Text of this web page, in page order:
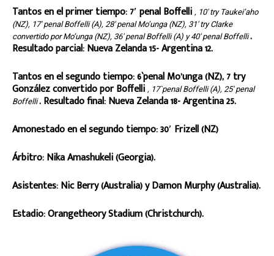
Tantos en el primer tiempo: 7′ penal Boffelli , 10′ try Taukei’aho
(NZ), 17′ penal Boffelli (A), 28′ penal Mo’unga (NZ), 31′ try Clarke
convertido por Mo’unga (NZ), 36′ penal Boffelli (A) y 40′ penal Boffelli.
Resultado parcial: Nueva Zelanda 15- Argentina 12.
Tantos en el segundo tiempo: 6`penal Mo’unga (NZ), 7 try
González convertido por Boffelli , 17`penal Boffelli (A), 25′ penal
Boffelli. Resultado final: Nueva Zelanda 18- Argentina 25.
Amonestado en el segundo tiempo: 30′ Frizell (NZ)
Árbitro: Nika Amashukeli (Georgia).
Asistentes: Nic Berry (Australia) y Damon Murphy (Australia).
Estadio: Orangetheory Stadium (Christchurch).